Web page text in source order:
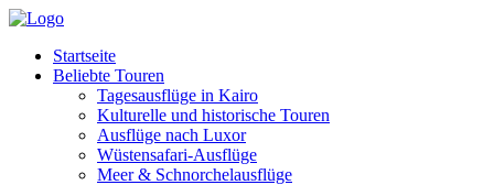
Startseite
Beliebte Touren
Tagesausflüge in Kairo
Kulturelle und historische Touren
Ausflüge nach Luxor
Wüstensafari-Ausflüge
Meer & Schnorchelausflüge